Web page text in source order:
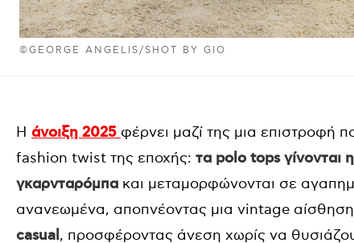
©GEORGE ANGELIS/SHOT BY GIO
Η άνοιξη 2025 φέρνει μαζί της μια επιστροφή
fashion twist της εποχής: τα polo tops γίνονται
γκαρνταρόμπα και μεταμορφώνονται σε
ανανεωμένα, αποπνέοντας μια vintage
casual, προσφέροντας άνεση χωρίς να